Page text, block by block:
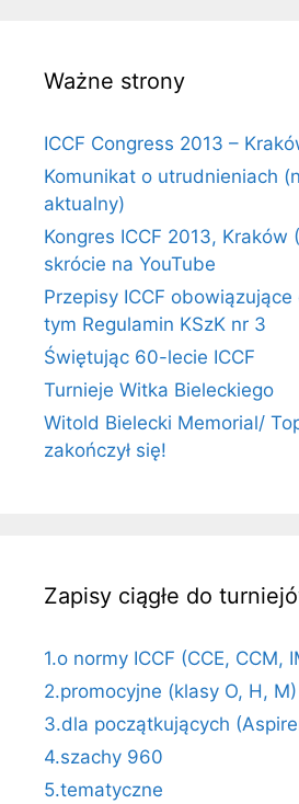
Ważne strony
ICCF Congress 2013 –
Komunikat o utrudnieniach
aktualny)
Kongres ICCF 2013, Kraków
skrócie na YouTube
Przepisy ICCF
tym Regulamin KSzK nr 3
Świętując 60-lecie ICCF
Turnieje Witka Bieleckiego
Witold Bielecki Memorial/
zakończył się!
Zapisy ciągłe do
1.o normy ICCF (CCE, CCM,
2.promocyjne (klasy O, H, M)
3.dla początkujących
4.szachy 960
5.tematyczne